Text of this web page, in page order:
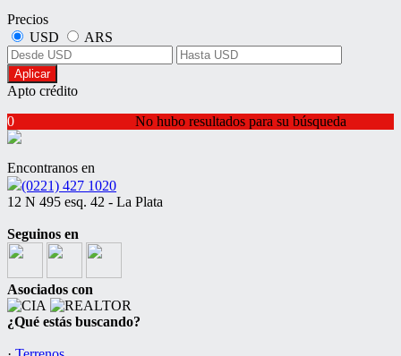
Precios
USD
ARS
Aplicar
Apto crédito
No hubo resultados para su búsqueda
0
Encontranos en
(0221) 427 1020
12 N 495 esq. 42 - La Plata
Seguinos en
Asociados con
¿Qué estás buscando?